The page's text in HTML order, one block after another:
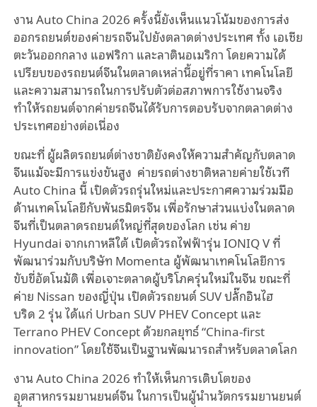
งาน Auto China 2026 ครั้งนี้ยังเห็นแนวโน้มของการส่ง
ออกรถยนต์ของค่ายรถจีนไปยังตลาดต่างประเทศ ทั้ง เอเชีย
ตะวันออกกลาง แอฟริกา และลาตินอเมริกา โดยความได้
เปรียบของรถยนต์จีนในตลาดเหล่านี้อยู่ที่ราคา เทคโนโลยี
และความสามารถในการปรับตัวต่อสภาพการใช้งานจริง
ทำให้รถยนต์จากค่ายรถจีนได้รับการตอบรับจากตลาดต่าง
ประเทศอย่างต่อเนื่อง
ขณะที่ ผู้ผลิตรถยนต์ต่างชาติยังคงให้ความสำคัญกับตลาด
จีนแม้จะมีการแข่งขันสูง ค่ายรถต่างชาติหลายค่ายใช้เวที
Auto China นี้ เปิดตัวรถรุ่นใหม่และประกาศความร่วมมือ
ด้านเทคโนโลยีกับพันธมิตรจีน เพื่อรักษาส่วนแบ่งในตลาด
จีนที่เป็นตลาดรถยนต์ใหญ่ที่สุดของโลก เช่น ค่าย
Hyundai จากเกาหลีใต้ เปิดตัวรถไฟฟ้ารุ่น IONIQ V ที่
พัฒนาร่วมกับบริษัท Momenta ผู้พัฒนาเทคโนโลยีการ
ขับขี่อัตโนมัติ เพื่อเจาะตลาดผู้บริโภครุ่นใหม่ในจีน ขณะที่
ค่าย Nissan ของญี่ปุ่น เปิดตัวรถยนต์ SUV ปลั๊กอินไฮ
บริด 2 รุ่น ได้แก่ Urban SUV PHEV Concept และ
Terrano PHEV Concept ด้วยกลยุทธ์ “China-first
innovation” โดยใช้จีนเป็นฐานพัฒนารถสำหรับตลาดโลก
งาน Auto China 2026 ทำให้เห็นการเติบโตของ
อุตสาหกรรมยานยนต์จีน ในการเป็นผู้นำนวัตกรรมยานยนต์